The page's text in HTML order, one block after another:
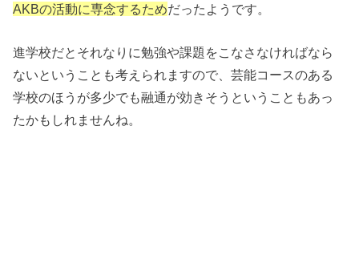
AKBの活動に専念するためだったようです。
進学校だとそれなりに勉強や課題をこなさなければなら
ないということも考えられますので、芸能コースのある
学校のほうが多少でも融通が効きそうということもあっ
たかもしれませんね。